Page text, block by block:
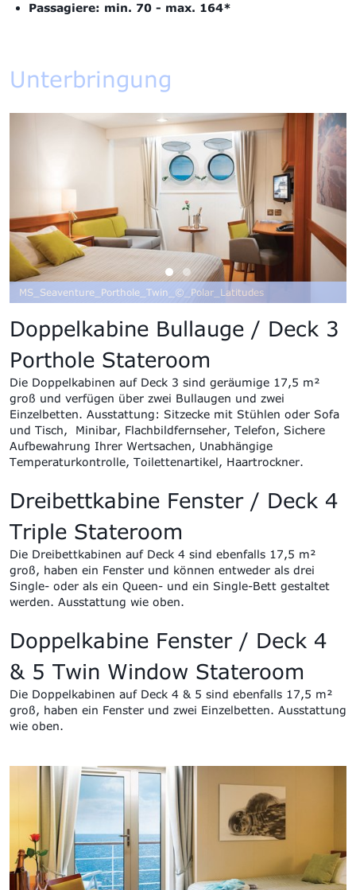
Passagiere: min. 70 - max. 164*
Unterbringung
MS_Seaventure_Porthole_Twin_©_Polar_Latitudes
Doppelkabine Bullauge / Deck 3
Porthole Stateroom
Die Doppelkabinen auf Deck 3 sind geräumige 17,5 m²
groß und verfügen über zwei Bullaugen und zwei
Einzelbetten. Ausstattung: Sitzecke mit Stühlen oder Sofa
und Tisch,
Minibar, Flachbildfernseher, Telefon, Sichere
Aufbewahrung Ihrer Wertsachen, Unabhängige
Temperaturkontrolle, Toilettenartikel, Haartrockner.
Dreibettkabine Fenster / Deck 4
Triple Stateroom
Die Dreibettkabinen auf Deck 4 sind ebenfalls 17,5 m²
groß, haben ein Fenster und können entweder als drei
Single- oder als ein Queen- und ein Single-Bett gestaltet
werden. Ausstattung wie oben.
Doppelkabine Fenster / Deck 4
& 5 Twin Window Stateroom
Die Doppelkabinen auf Deck 4 & 5 sind ebenfalls 17,5 m²
groß, haben ein Fenster und zwei Einzelbetten. Ausstattung
wie oben.